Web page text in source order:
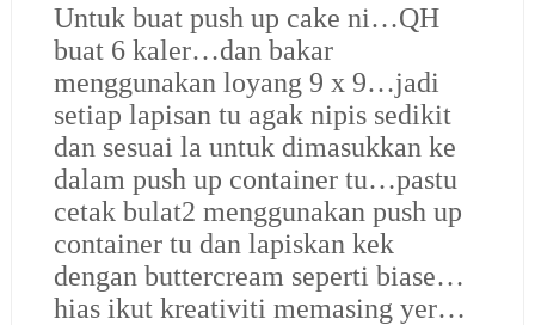
Untuk buat push up cake ni…QH
buat 6 kaler…dan bakar
menggunakan loyang 9 x 9…jadi
setiap lapisan tu agak nipis sedikit
dan sesuai la untuk dimasukkan ke
dalam push up container tu…pastu
cetak bulat2 menggunakan push up
container tu dan lapiskan kek
dengan buttercream seperti biase…
hias ikut kreativiti memasing yer…